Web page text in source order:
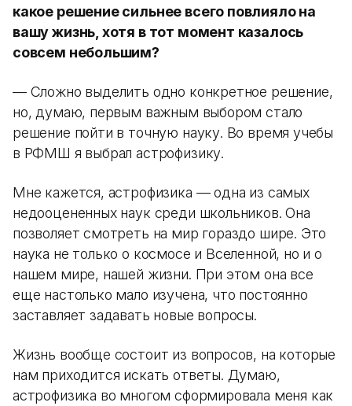
какое решение сильнее всего повлияло на
вашу жизнь, хотя в тот момент казалось
совсем небольшим?
— Сложно выделить одно конкретное решение,
но, думаю, первым важным выбором стало
решение пойти в точную науку. Во время учебы
в РФМШ я выбрал астрофизику.
Мне кажется, астрофизика — одна из самых
недооцененных наук среди школьников. Она
позволяет смотреть на мир гораздо шире. Это
наука не только о космосе и Вселенной, но и о
нашем мире, нашей жизни. При этом она все
еще настолько мало изучена, что постоянно
заставляет задавать новые вопросы.
Жизнь вообще состоит из вопросов, на которые
нам приходится искать ответы. Думаю,
астрофизика во многом сформировала меня как